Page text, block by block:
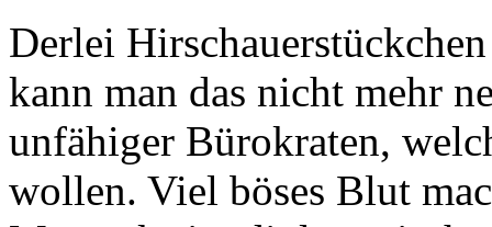
Derlei
kann man das nicht mehr
unfähiger Bürokraten,
wollen. Viel böses Blut